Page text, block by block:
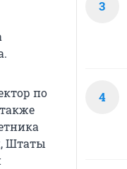
по
Штаты
3
4